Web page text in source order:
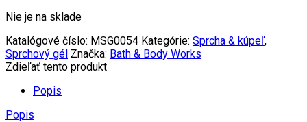
Nie je na sklade
Katalógové číslo: MSG0054 Kategórie: Sprcha & kúpeľ,
Sprchový gél Značka: Bath & Body Works
Zdieľať tento produkt
Popis
Popis